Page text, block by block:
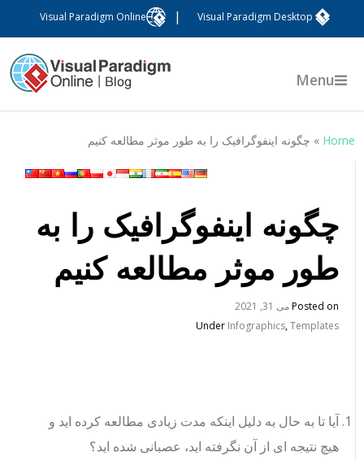
Visual Paradigm Desktop
Visual Paradigm Online
Menu
Home
» چگونه اینفوگرافیک را به طور موثر مطالعه کنیم
چگونه اینفوگرافیک را به
طور موثر مطالعه کنیم
Posted onمی 31, 2021
UnderInfographics,Templates
آیا تا به حال به دلیل اینکه مدت زیادی مطالعه کرده اید و
هیچ نتیجه ای از آن نگرفته اید، عصبانی شده اید؟